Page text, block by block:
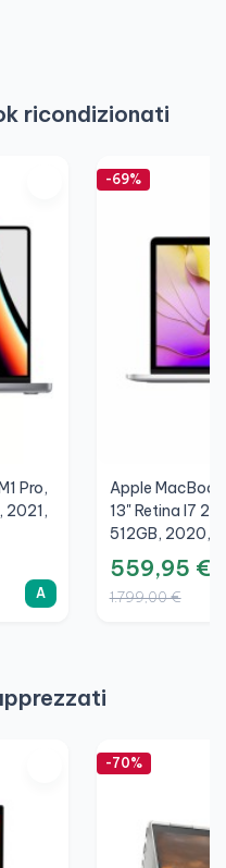
ricondizionati
Pro,
2021,
A
-69%
Apple
13" Retina I7
512GB, 2020,
559,95 €
1.799,00 €
-70%